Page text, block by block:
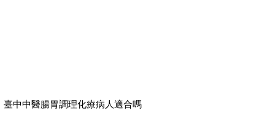
臺中中醫腸胃調理化療病人適合嗎